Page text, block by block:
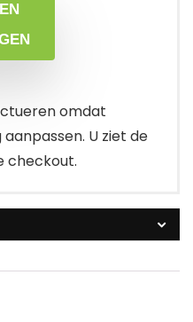
omdat
U ziet de
checkout.